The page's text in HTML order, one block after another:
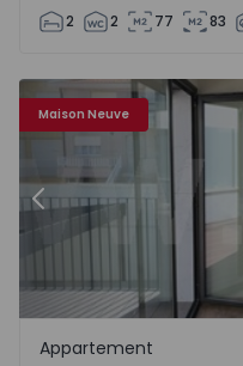
2 2 77 83
Maison Neuve
Appartement T1 Vila do
Précédent
Vila do Conde, Porto
Appartement